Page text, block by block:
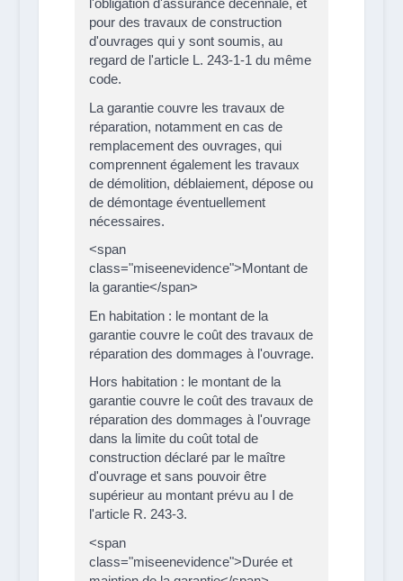
l'obligation d'assurance décennale, et
pour des travaux de construction
d'ouvrages qui y sont soumis, au
regard de l'article L. 243-1-1 du même
code.
La garantie couvre les travaux de
réparation, notamment en cas de
remplacement des ouvrages, qui
comprennent également les travaux
de démolition, déblaiement, dépose ou
de démontage éventuellement
nécessaires.
<span
class="miseenevidence">Montant de
la garantie</span>
En habitation : le montant de la
garantie couvre le coût des travaux de
réparation des dommages à l'ouvrage.
Hors habitation : le montant de la
garantie couvre le coût des travaux de
réparation des dommages à l'ouvrage
dans la limite du coût total de
construction déclaré par le maître
d'ouvrage et sans pouvoir être
supérieur au montant prévu au I de
l'article R. 243-3.
<span
class="miseenevidence">Durée et